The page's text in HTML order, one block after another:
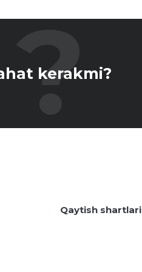
kerakmi?
Qaytish shartlari